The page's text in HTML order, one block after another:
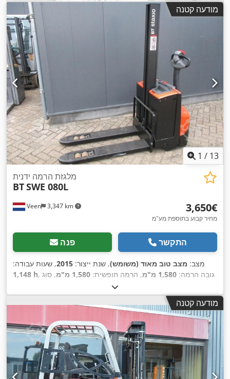
מודעה קטנה
1 / 13
Veen 3,347 km
מלגזת הרמה ידנית
BTSWE 080L
‏3,650 ‏€
מחיר קבוע בתוספת מע"מ
פנה התקשר
מצב: מצב טוב מאוד (משומש), שנת ייצור: 2015, שעות עבודה:
1,148 h
, גובה הרמה: 1,580 מ"מ , הרמה חופשית: 1,580 מ"מ
, סוג
1,150 מ"מ
צבע:אחר ,
מודעה קטנה